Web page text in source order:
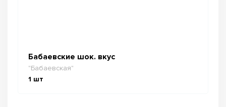
Бабаевские шок. вкус
"Бабаевская"
1 шт